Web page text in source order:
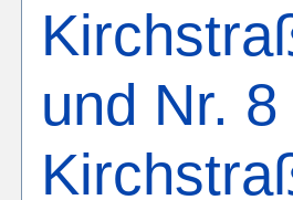
und Nr. 8